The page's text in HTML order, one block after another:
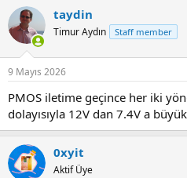
taydin
Timur Aydın Staff member
9 Mayıs 2026
PMOS iletime geçince her iki
dolayısıyla 12V dan 7.4V a
0xyit
Aktif Üye